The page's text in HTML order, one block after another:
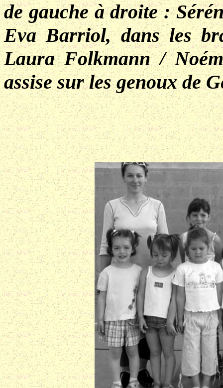
de gauche à droite :
Eva Barriol, dans les
Laura Folkmann /
assise sur les genoux de